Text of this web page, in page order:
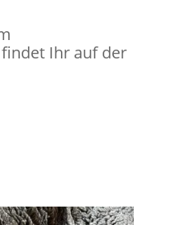
Ihr auf der